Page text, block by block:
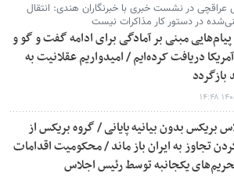
در نشست خبری با خبرنگاران هندی: انتقال
در دستور کار مذاکرات نیست
مبنی بر آمادگی برای ادامه گفت و گو و
دریافت کرده‌ایم / امیدواریم عقلانیت به
بریکس بدون بیانیه پایانی / گروه بریکس از
تجاوز به ایران باز ماند / محکومیت اقدامات
یکجانبه توسط رئیس اجلاس